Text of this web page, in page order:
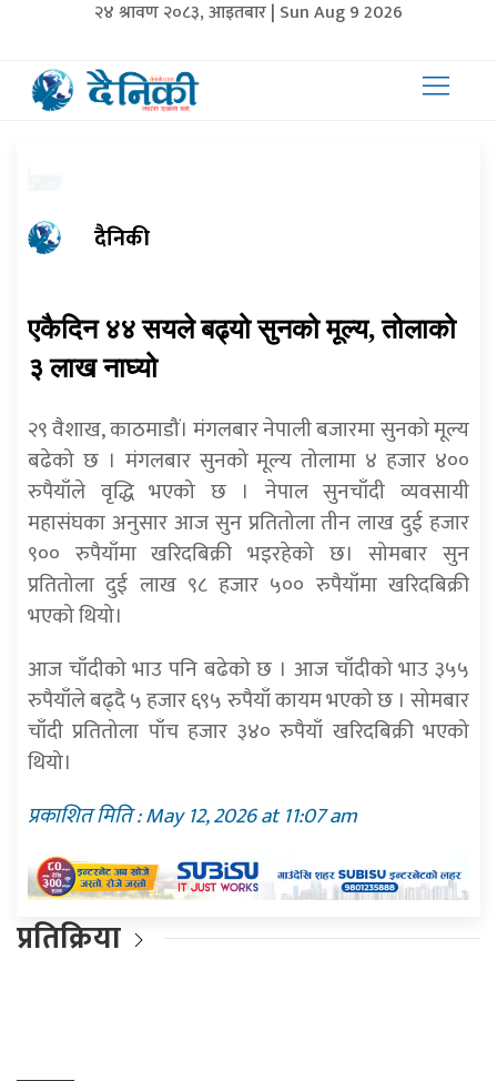
२४ श्रावण २०८३, आइतबार | Sun Aug 9 2026
दैनिकी
एकैदिन ४४ सयले बढ्यो सुनको मूल्य, तोलाको
३ लाख नाघ्यो
२९ वैशाख, काठमाडौं। मंगलबार नेपाली बजारमा सुनको मूल्य
बढेको छ । मंगलबार सुनको मूल्य तोलामा ४ हजार ४००
रुपैयाँले वृद्धि भएको छ । नेपाल सुनचाँदी व्यवसायी
महासंघका अनुसार आज सुन प्रतितोला तीन लाख दुई हजार
९०० रुपैयाँमा खरिदबिक्री भइरहेको छ। सोमबार सुन
प्रतितोला दुई लाख ९८ हजार ५०० रुपैयाँमा खरिदबिक्री
भएको थियो।
आज चाँदीको भाउ पनि बढेको छ । आज चाँदीको भाउ ३५५
रुपैयाँले बढ्दै ५ हजार ६९५ रुपैयाँ कायम भएको छ । सोमबार
चाँदी प्रतितोला पाँच हजार ३४० रुपैयाँ खरिदबिक्री भएको
थियो।
प्रकाशित मिति : May 12, 2026 at 11:07 am
प्रतिक्रिया